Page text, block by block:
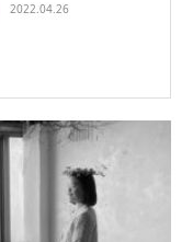
2022.04.26